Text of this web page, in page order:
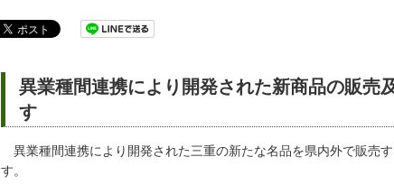
異業種間連携により開発された新商品の販売
す
異業種間連携により開発された三重の新たな名品を県内外で販売
す。